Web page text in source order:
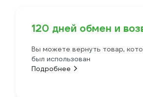
120 дней обмен и
Вы можете вернуть товар,
был использован
Подробнее